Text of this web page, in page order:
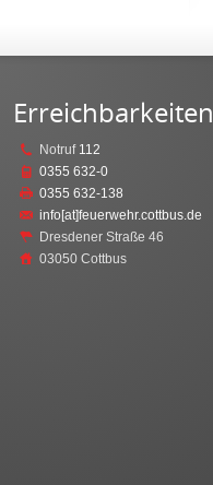
Erreichbarkeiten
Notruf 112
0355 632-0
0355 632-138
info[at]feuerwehr.cottbus.de
Dresdener Straße 46
03050 Cottbus